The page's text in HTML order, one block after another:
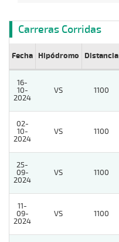
Carreras Corridas
Fecha Hipódromo Distancia
16-
10-
2024
VS 1100
02-
10-
2024
VS 1100
25-
09-
2024
VS 1100
11-
09-
2024
VS 1100